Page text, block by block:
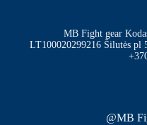
MB Fight gear
LT100020299216 Šilutės pl
@MB